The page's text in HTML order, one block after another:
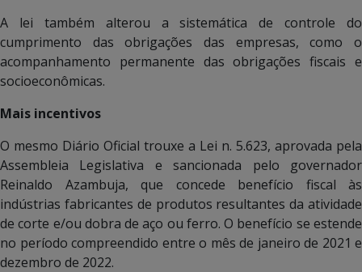
A lei também alterou a sistemática de controle do
cumprimento das obrigações das empresas, como o
acompanhamento permanente das obrigações fiscais e
socioeconômicas.
Mais incentivos
O mesmo Diário Oficial trouxe a Lei n. 5.623, aprovada pela
Assembleia Legislativa e sancionada pelo governador
Reinaldo Azambuja, que concede benefício fiscal às
indústrias fabricantes de produtos resultantes da atividade
de corte e/ou dobra de aço ou ferro. O benefício se estende
no período compreendido entre o mês de janeiro de 2021 e
dezembro de 2022.